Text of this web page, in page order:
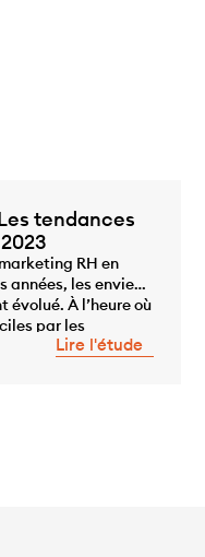
tendances
RH en
années, les envies
À l’heure où
par les
les 15%, la
Lire l'étude